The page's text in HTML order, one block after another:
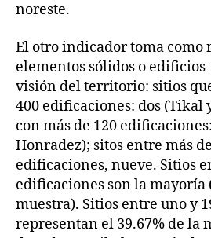
noreste.
El otro indicador toma como
elementos sólidos o
visión del territorio: sitios
400 edificaciones: dos (Tikal
con más de 120
Honradez); sitos entre más
edificaciones, nueve. Sitios
edificaciones son la mayoría
muestra). Sitios entre uno y
representan el 39.67% de la